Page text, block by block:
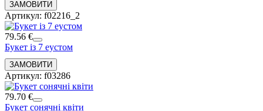
Артикул: f02216_2
79.56 €
Букет із 7 еустом
Артикул: f03286
79.70 €
Букет сонячні квіти